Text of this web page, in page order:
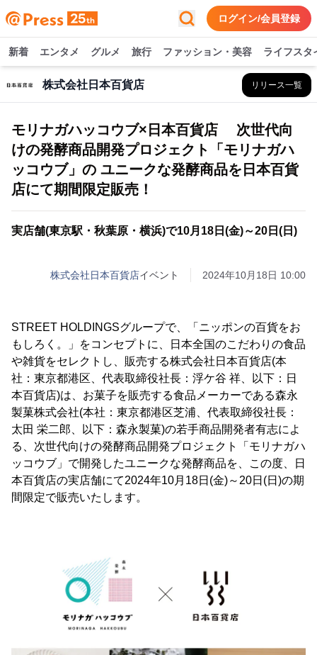
ログイン/会員登録
新着 エンタメ グルメ 旅行 ファッション・美容 ライフスタ
株式会社日本百貨店 リリース一覧
モリナガハッコウブ×日本百貨店 次世代向
けの発酵商品開発プロジェクト「モリナガハ
ッコウブ」の ユニークな発酵商品を日本百貨
店にて期間限定販売！
実店舗(東京駅・秋葉原・横浜)で10月18日(金)～20日(日)
株式会社日本百貨店イベント 2024年10月18日 10:00
STREET HOLDINGSグループで、「ニッポンの百貨をお
もしろく。」をコンセプトに、日本全国のこだわりの食品
や雑貨をセレクトし、販売する株式会社日本百貨店(本
社：東京都港区、代表取締役社長：浮ケ谷 祥、以下：日
本百貨店)は、お菓子を販売する食品メーカーである森永
製菓株式会社(本社：東京都港区芝浦、代表取締役社長：
太田 栄二郎、以下：森永製菓)の若手商品開発者有志によ
る、次世代向けの発酵商品開発プロジェクト「モリナガハ
ッコウブ」で開発したユニークな発酵商品を、この度、日
本百貨店の実店舗にて2024年10月18日(金)～20日(日)の期
間限定で販売いたします。